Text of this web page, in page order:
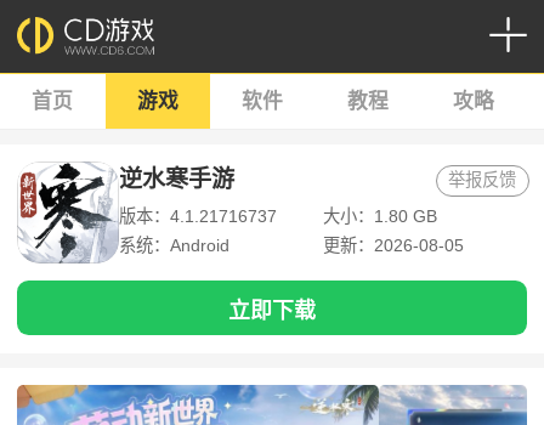
首页 游戏 软件 教程 攻略
逆水寒手游
版本：4.1.21716737
大小：1.80 GB
系统：Android
更新：2026-08-05
举报反馈
立即下载